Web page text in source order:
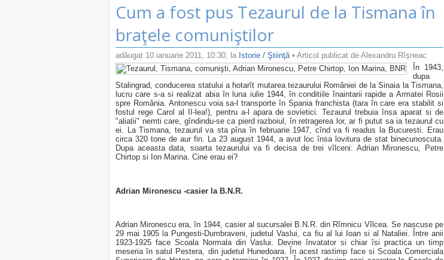
Cum a fost pus Tezaurul de la Tismana în
braţele comuniştilor
adăugat 10 ianuarie 2011, 10:30, la Istorie / Ştiinţă • Articol publicat de Alexandru Rîșneac
În 1943,
dupa
Stalingrad, conducerea statului a hotarît mutarea tezaurului României de la Sinaia la Tismana,
lucru care s-a si realizat abia în luna iulie 1944, în conditiile înaintarii rapide a Armatei Rosii
spre România. Antonescu voia sa-l transporte în Spania franchista (tara în care era stabilit si
fostul rege Carol al II-lea!), pentru a-l apara de sovietici. Tezaurul trebuia însa aparat si de
"aliatii" nemti care, gîndindu-se ca pierd razboiul, în retragerea lor, ar fi putut sa ia tezaurul cu
ei. La Tismana, tezaurul va sta pîna în februarie 1947, cînd va fi readus la Bucuresti. Erau
circa 320 tone de aur fin. La 23 august 1944, a avut loc însa lovitura de stat binecunoscuta.
Dupa aceasta data, soarta tezaurului va fi decisa de trei vîlceni: Adrian Mironescu, Petre
Chirtop si Ion Marina. Cine erau ei?
Adrian Mironescu -casier la B.N.R.
Adrian Mironescu era, în 1944, casier al sucursalei B.N.R. din Rîmnicu Vîlcea. Se nascuse pe
29 mai 1905 la Pungesti-Dumbraveni, judetul Vaslui, ca fiu al lui Ioan si al Nataliei. Între anii
1923-1925 face Scoala Normala din Vaslui. Devine învatator si chiar îsi practica un timp
meseria în satul Pestera, din judetul Hunedoara. În acest rastimp face si Scoala Comerciala